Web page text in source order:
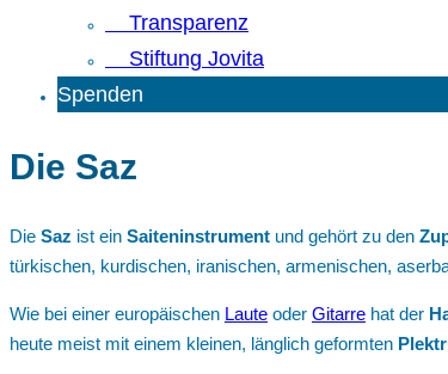
Transparenz
Stiftung Jovita
Spenden
Die Saz
Die Saz ist ein Saiteninstrument und gehört zu den
türkischen, kurdischen, iranischen, armenischen,
Wie bei einer europäischen Laute oder Gitarre hat der
heute meist mit einem kleinen, länglich geformten